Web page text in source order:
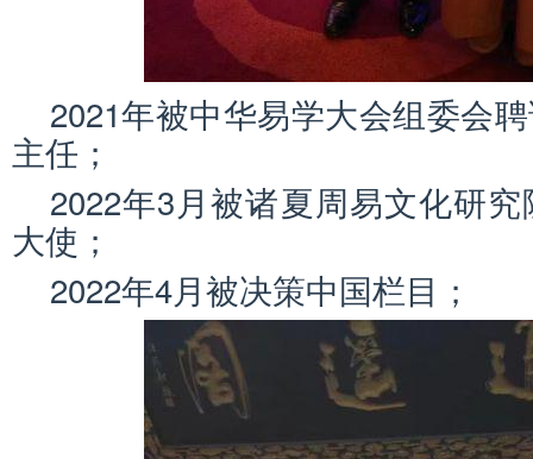
2021年被中华易学大会组委会
主任；
2022年3月被诸夏周易文化研
大使；
2022年4月被决策中国栏目；